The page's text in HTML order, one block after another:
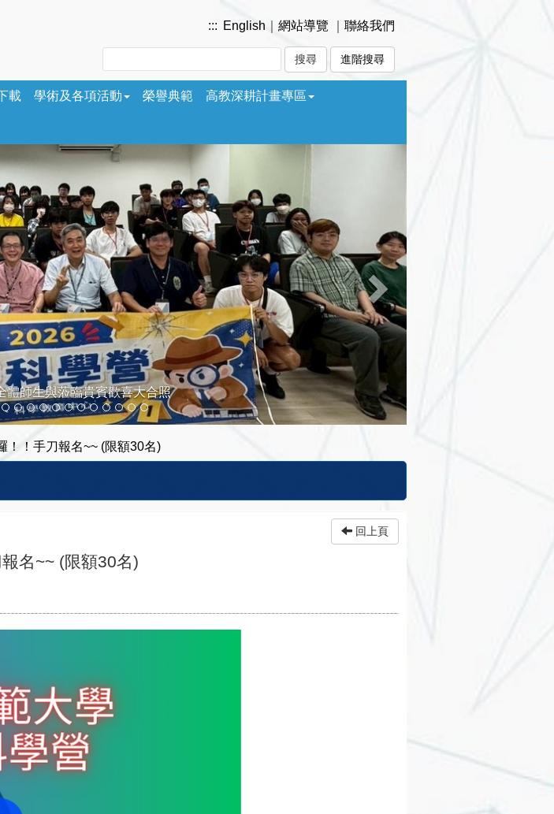
::: English 網站導覽 聯絡我們
進階搜尋
載 學術及各項活動 榮譽典範 高教深耕計畫專區
期鑑識科學營開幕式任中元院長致贈高雄地檢署黃元冠檢察長紀念品
！！手刀報名~~ (限額30名)
名~~ (限額30名)
回上頁